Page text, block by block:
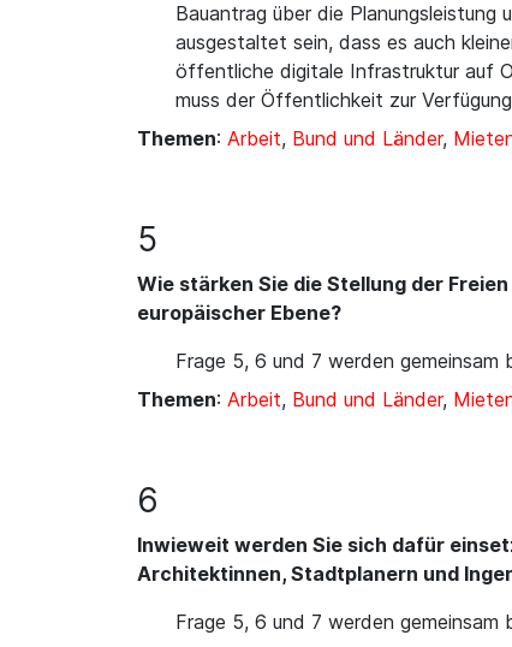
Bauantrag über die Planungsleistung
ausgestaltet sein, dass es auch
öffentliche digitale Infrastruktur auf
muss der Öffentlichkeit zur
Themen: Arbeit, Bund und Länder,
5
Wie stärken Sie die Stellung der
europäischer Ebene?
Frage 5, 6 und 7 werden
Themen: Arbeit, Bund und Länder,
6
Inwieweit werden Sie sich dafür
Architektinnen, Stadtplanern und
Frage 5, 6 und 7 werden